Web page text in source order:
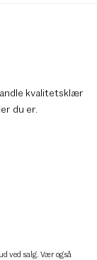
kvalitetsklær
du er.
ved salg. Vær også